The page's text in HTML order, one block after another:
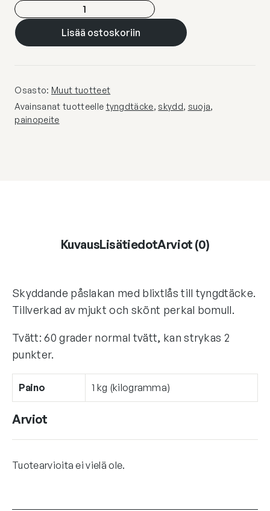
Skyddande
påslakan
till
Lisää ostoskoriin
Osasto: Muut tuotteet
Avainsanat tuotteelle tyngdtäcke,skydd, suoja,
painopeite
KuvausLisätiedotArviot (0)
Skyddande påslakan med blixtlås till tyngdtäcke.
Tillverkad av mjukt och skönt perkal bomull.
Tvätt: 60 grader normal tvätt, kan strykas 2
punkter.
Paino 1 kg (kilogramma)
Arviot
Tuotearvioita ei vielä ole.